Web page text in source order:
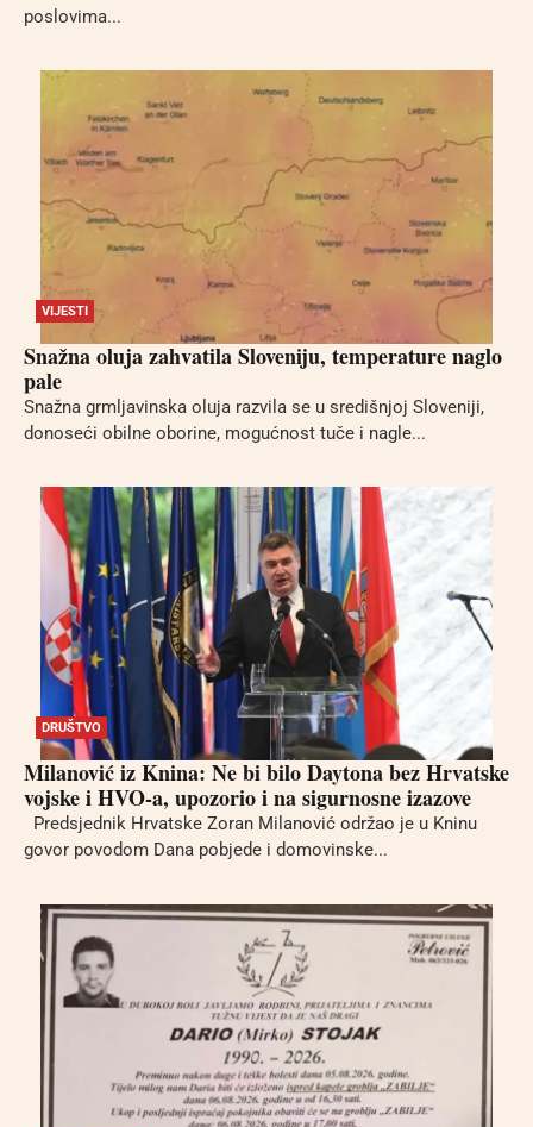
poslovima...
VIJESTI
Snažna oluja zahvatila Sloveniju, temperature naglo
pale
Snažna grmljavinska oluja razvila se u središnjoj Sloveniji,
donoseći obilne oborine, mogućnost tuče i nagle...
DRUŠTVO
Milanović iz Knina: Ne bi bilo Daytona bez Hrvatske
vojske i HVO-a, upozorio i na sigurnosne izazove
Predsjednik Hrvatske Zoran Milanović održao je u Kninu
govor povodom Dana pobjede i domovinske...